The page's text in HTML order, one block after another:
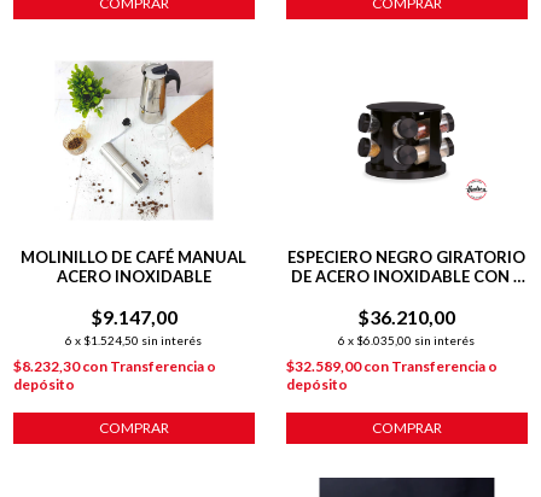
MOLINILLO DE CAFÉ MANUAL
ACERO INOXIDABLE
$9.147,00
6 x $1.524,50 sin interés
$8.232,30con Transferencia o
depósito
COMPRAR
ESPECIERO NEGRO GIRATORIO
DE ACERO INOXIDABLE CON 8
COCINA
$36.210,00
6 x $6.035,00 sin interés
$32.589,00con Transferencia o
depósito
COMPRAR